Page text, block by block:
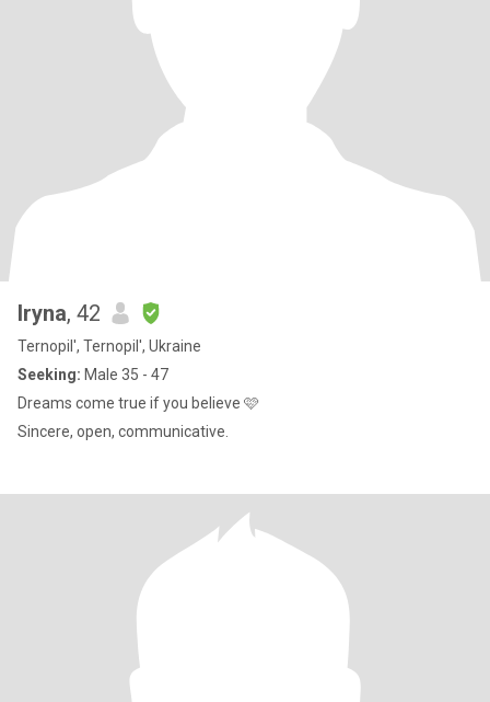
Iryna, 42
Ternopil', Ternopil', Ukraine
Seeking: Male 35 - 47
Dreams come true if you believe 🩷
Sincere, open, communicative.